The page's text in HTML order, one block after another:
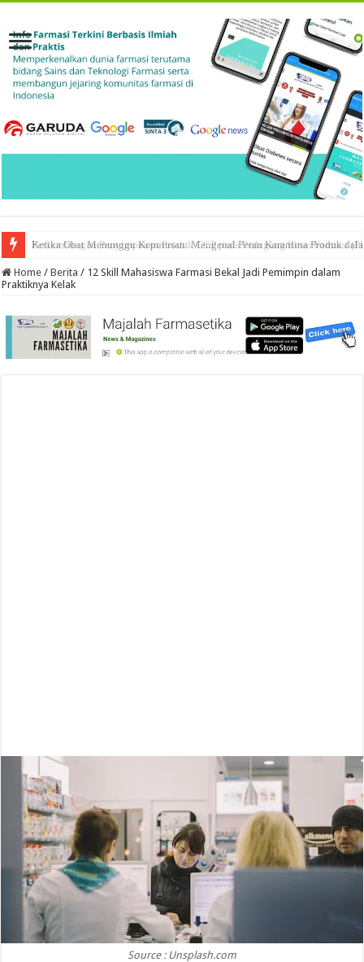
Ketika Obat Menunggu Keputusan: Mengenal Peran Karantina Produk
Home / Berita / 12 Skill Mahasiswa Farmasi Bekal Jadi Pemimpin dalam
Praktiknya Kelak
Source : Unsplash.com